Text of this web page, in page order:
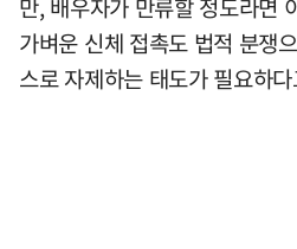
만, 배우자가 만류할 정도라면
가벼운 신체 접촉도 법적 분쟁
스로 자제하는 태도가 필요하